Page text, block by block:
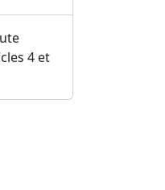
4 et